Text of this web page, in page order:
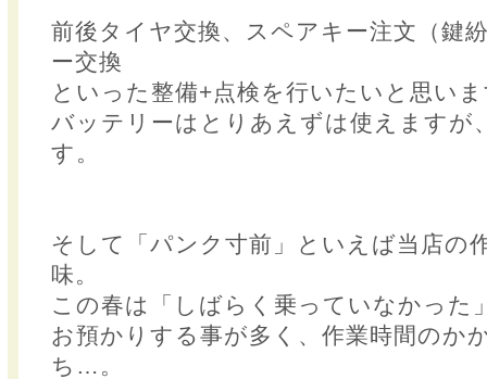
前後タイヤ交換、スペアキー注文（鍵
ー交換
といった整備+点検を行いたいと思い
バッテリーはとりあえずは使えますが
す。
そして「パンク寸前」といえば当店の
味。
この春は「しばらく乗っていなかった
お預かりする事が多く、作業時間のか
ち…。